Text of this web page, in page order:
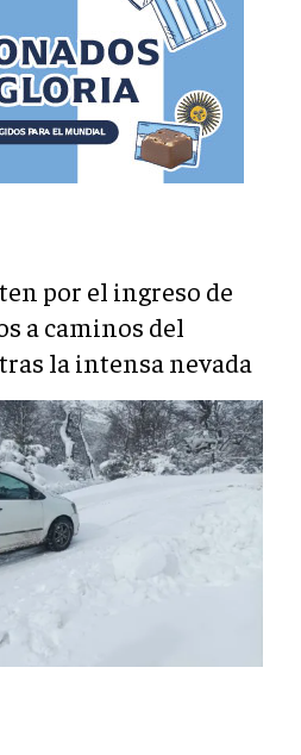
por el ingreso de
a caminos del
la intensa nevada